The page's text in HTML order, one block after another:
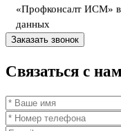
«Профконсалт ИСМ» в
данных
Связаться с